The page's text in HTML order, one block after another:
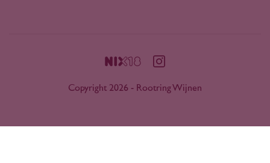
Copyright 2026 - Rootring Wijnen